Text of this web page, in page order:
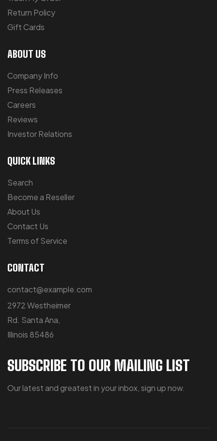
Return Policy
Gift Cards
ABOUT US
Company Info
Press Releases
Careers
Reviews
Investor Relations
QUICK LINKS
Search
Become a Reseller
About Us
Contact Us
Terms of Service
CONTACT
contact@example.com
2972 Westheimer
Rd. Santa Ana,
Illinois 85486
SUBSCRIBE TO OUR MAILING LIST
Our latest and greatest in your inbox, sign up now.